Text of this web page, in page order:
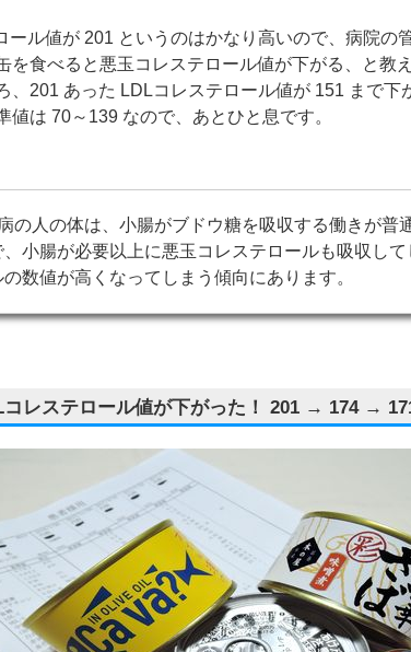
ール値が 201 というのはかなり高いので、病院の
を食べると悪玉コレステロール値が下がる、と教
、201 あった LDLコレステロール値が 151 まで下
値は 70～139 なので、あとひと息です。
の人の体は、小腸がブドウ糖を吸収する働きが普
、小腸が必要以上に悪玉コレステロールも吸収し
数値が高くなってしまう傾向にあります。
コレステロール値が下がった！ 201 → 174 →